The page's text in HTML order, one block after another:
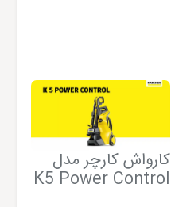
کارواش کارچر مدل
K5 Power Control